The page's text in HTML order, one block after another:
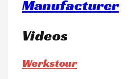
Manufacturer
Videos
Werkstour